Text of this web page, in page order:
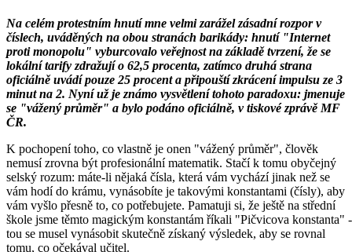
Na celém protestním hnutí mne velmi zarážel zásadní rozpor v
číslech, uváděných na obou stranách barikády: hnutí "Internet
proti monopolu" vyburcovalo veřejnost na základě tvrzení, že se
lokální tarify zdražují o 62,5 procenta, zatímco druhá strana
oficiálně uvádí pouze 25 procent a připouští zkrácení impulsu ze 3
minut na 2. Nyní už je známo vysvětlení tohoto paradoxu: jmenuje
se "vážený průměr" a bylo podáno oficiálně, v tiskové zprávě MF
ČR.
K pochopení toho, co vlastně je onen "vážený průměr", člověk
nemusí zrovna být profesionální matematik. Stačí k tomu obyčejný
selský rozum: máte-li nějaká čísla, která vám vychází jinak než se
vám hodí do krámu, vynásobíte je takovými konstantami (čísly), aby
vám vyšlo přesně to, co potřebujete. Pamatuji si, že ještě na střední
škole jsme těmto magickým konstantám říkali "Pičvicova konstanta" -
tou se musel vynásobit skutečně získaný výsledek, aby se rovnal
tomu, co očekával učitel.